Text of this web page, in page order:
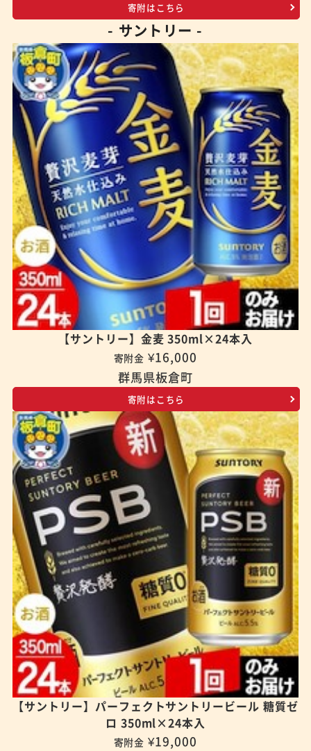
寄附はこちら
- サントリー -
【サントリー】金麦 350ml×24本入
寄附金 ¥16,000
群馬県板倉町
寄附はこちら
【サントリー】パーフェクトサントリービール 糖質ゼ
ロ 350ml×24本入
寄附金 ¥19,000